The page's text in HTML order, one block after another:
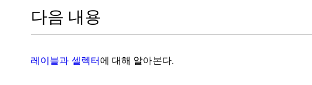
다음 내용
레이블과 셀렉터에 대해 알아본다.